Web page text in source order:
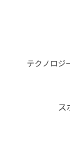
テクノロジ